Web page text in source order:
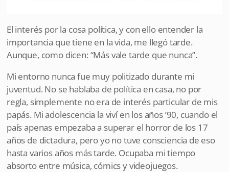
El interés por la cosa política, y con ello entender la
importancia que tiene en la vida, me llegó tarde.
Aunque, como dicen: “Más vale tarde que nunca”.
Mi entorno nunca fue muy politizado durante mi
juventud. No se hablaba de política en casa, no por
regla, simplemente no era de interés particular de mis
papás. Mi adolescencia la viví en los años ’90, cuando el
país apenas empezaba a superar el horror de los 17
años de dictadura, pero yo no tuve consciencia de eso
hasta varios años más tarde. Ocupaba mi tiempo
absorto entre música, cómics y videojuegos.